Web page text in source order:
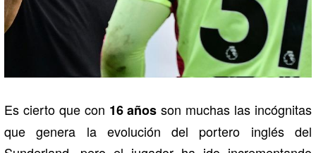
Es cierto que con 16 años son muchas las incógnitas
que genera la evolución del portero inglés del